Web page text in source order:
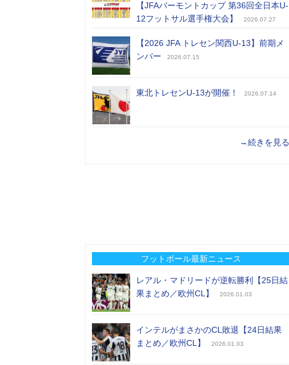
【JFAバーモントカップ 第36回全日本U-
12フットサル選手権大会】
2026.07.27
【2026 JFA トレセン関西U-13】前期メ
ンバー
2026.07.15
東北トレセンU-13が開催！ 2026.07.14
→続きを見る
フットボール最新ニュース
レアル・マドリードが逆転勝利【25日結
果まとめ／欧州CL】
2026.01.03
インテルがまさかのCL敗退【24日結果
まとめ／欧州CL】
2026.01.03